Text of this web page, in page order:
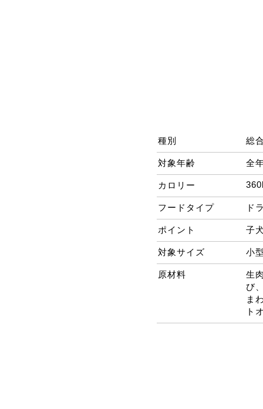
種別 総
対象年齢 全
カロリー
フードタイプ ド
ポイント 子
対象サイズ 小
原材料
生
び
ま
ト